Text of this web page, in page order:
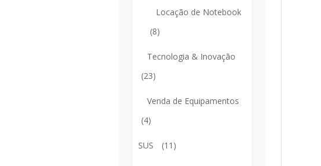
Locação de Notebook
(8)
Tecnologia & Inovação
(23)
Venda de Equipamentos
(4)
SUS (11)